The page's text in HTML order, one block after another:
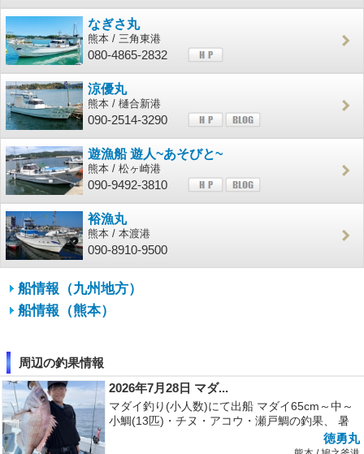
なぎさ丸
熊本 / 三角東港
080-4865-2832
涼優丸
熊本 / 樋合新港
090-2514-3290
遊漁船 遊人~あそびと~
熊本 / 松ヶ崎港
090-9492-3810
裕漁丸
熊本 / 本渡港
090-8910-9500
船情報（九州地方）
船情報（熊本）
周辺の釣果情報
2026年7月28日 マダ...
マダイ釣り(小人数)にて出船 マダイ65cm～中～
小鯛(13匹)・チヌ・アコウ・瀬戸鯛の釣果、 暑
徳勇丸